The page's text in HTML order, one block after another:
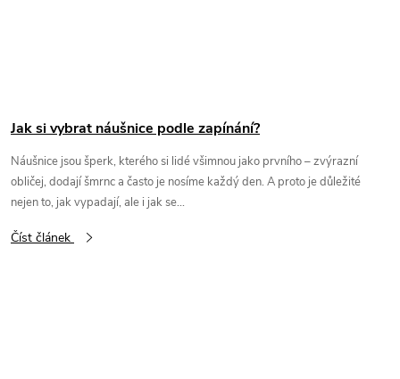
Jak si vybrat náušnice podle zapínání?
Náušnice jsou šperk, kterého si lidé všimnou jako prvního – zvýrazní
obličej, dodají šmrnc a často je nosíme každý den. A proto je důležité
nejen to, jak vypadají, ale i jak se...
Číst článek